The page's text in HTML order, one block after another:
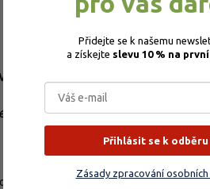
z
Prunus avium
Vyprodáno
Přidejte se k našemu
a získejte slevu 10 % na
Přihlásit se k odběru
Zásady zpracování osobních